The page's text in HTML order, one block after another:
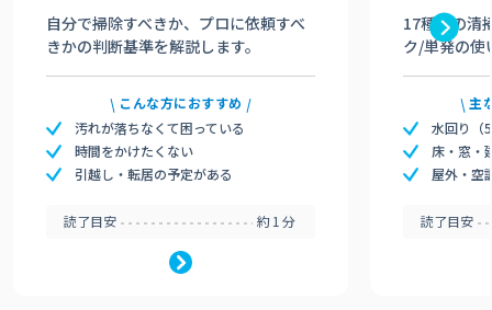
自分で掃除すべきか、プロに依頼すべ
きかの判断基準を解説します。
こんな方におすすめ
汚れが落ちなくて困っている
時間をかけたくない
引越し・転居の予定がある
読了目安 約1分
17種類の清
ク/単発の使
主
水回り（
床・窓・
屋外・空
読了目安